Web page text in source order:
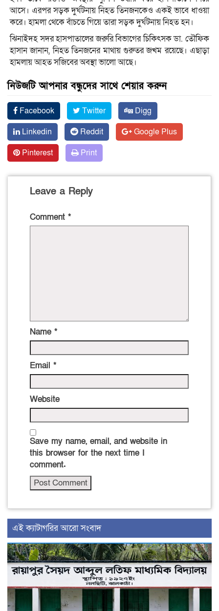
আসে। এরপর সড়ক দুর্ঘটনায় নিহত তিনজনকেও একই ভাবে ধাওয়া
করে। হামলা থেকে বাঁচতে গিয়ে তারা সড়ক দুর্ঘটনায় নিহত হন।
ঝিনাইদহ সদর হাসপাতালের জরুরি বিভাগের চিকিৎসক ডা. তৌফিক
হাসান জানান, নিহত তিনজনের মাথায় গুরুতর জখম রয়েছে। এছাড়া
হামলায় আহত সজিবের অবস্থা ভালো আছে।
নিউজটি আপনার বন্ধুদের সাথে শেয়ার করুন
Facebook Twitter
Digg
Linkedin
Reddit
Google Plus
Pinterest
Print
Leave a Reply
Comment *
Name *
Email *
Website
Save my name, email, and website in
this browser for the next time I
comment.
‍এই ক্যাটাগরির ‍আরো সংবাদ